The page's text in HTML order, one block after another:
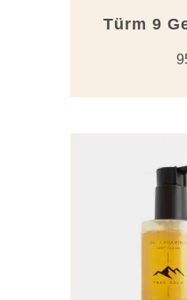
Türm 9